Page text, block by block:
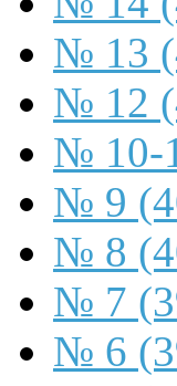
№ 13
№ 12
№ 10-
№ 9
№ 8
№ 7
№ 6